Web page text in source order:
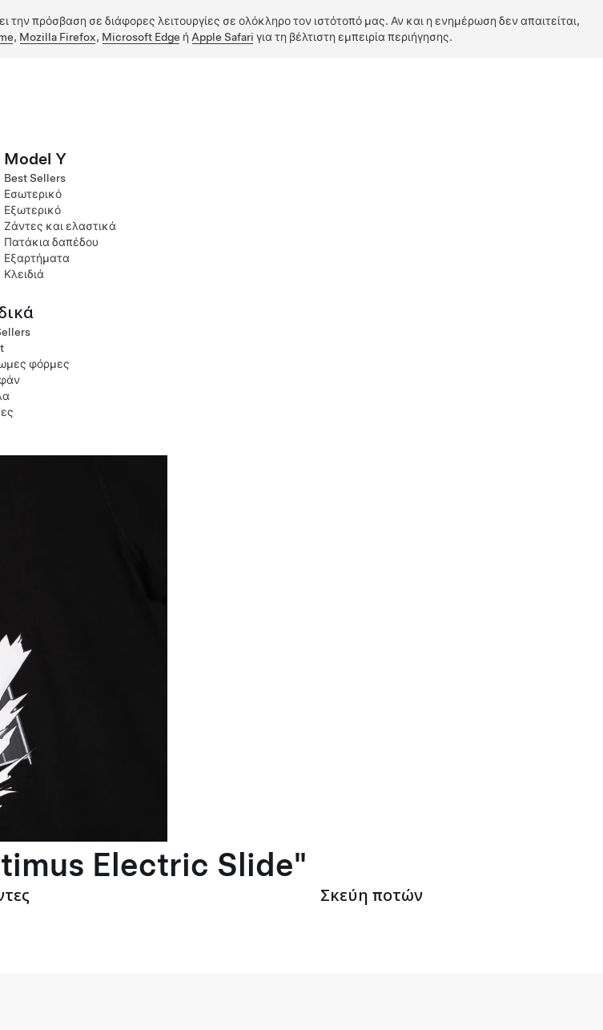
την πρόσβαση σε διάφορες λειτουργίες σε ολόκληρο τον ιστότοπό μας. Αν και η ενημέρωση δεν απαιτείται,
, Mozilla Firefox, Microsoft Edge ή Apple Safari για τη βέλτιστη εμπειρία περιήγησης.
Model Y
Best Sellers
Εσωτερικό
Εξωτερικό
Ζάντες και ελαστικά
Πατάκια δαπέδου
Εξαρτήματα
Κλειδιά
φόρμες
Electric Slide"
Σκεύη ποτών